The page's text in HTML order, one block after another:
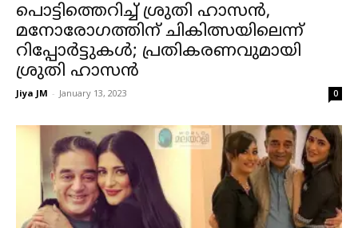
പൊട്ടിത്തെറിച്ച് ശ്രുതി ഹാസൻ,
മനോരോഗത്തിന് ചികിത്സയിലെന്ന്
റിപ്പോർട്ടുകൾ; പ്രതികരണവുമായി
ശ്രുതി ഹാസൻ
Jiya JM - January 13, 2023 0